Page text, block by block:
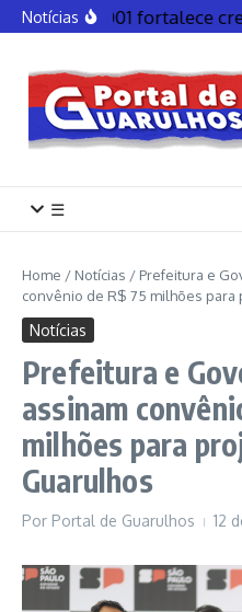
NotíciasISO 9001 fortalece
☰
Home / Notícias / Prefeitura e
convênio de R$ 75 milhões
Notícias
Prefeitura e
assinam
milhões para
Guarulhos
Por Portal de Guarulhos 12